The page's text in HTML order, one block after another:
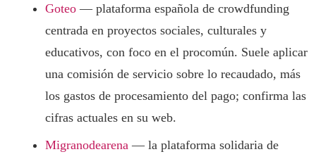
Goteo — plataforma española de crowdfunding
centrada en proyectos sociales, culturales y
educativos, con foco en el procomún. Suele aplicar
una comisión de servicio sobre lo recaudado, más
los gastos de procesamiento del pago; confirma las
cifras actuales en su web.
Migranodearena — la plataforma solidaria de